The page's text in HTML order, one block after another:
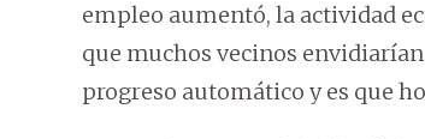
empleo aumentó, la actividad
que muchos vecinos
progreso automático y es que